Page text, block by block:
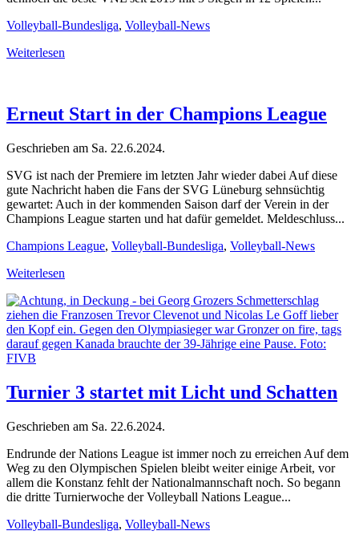
Volleyball-Bundesliga, Volleyball-News
Weiterlesen
Erneut Start in der Champions League
Geschrieben am Sa. 22.6.2024.
SVG ist nach der Premiere im letzten Jahr wieder dabei Auf diese
gute Nachricht haben die Fans der SVG Lüneburg sehnsüchtig
gewartet: Auch in der kommenden Saison darf der Verein in der
Champions League starten und hat dafür gemeldet. Meldeschluss...
Champions League, Volleyball-Bundesliga, Volleyball-News
Weiterlesen
Turnier 3 startet mit Licht und Schatten
Geschrieben am Sa. 22.6.2024.
Endrunde der Nations League ist immer noch zu erreichen Auf dem
Weg zu den Olympischen Spielen bleibt weiter einige Arbeit, vor
allem die Konstanz fehlt der Nationalmannschaft noch. So begann
die dritte Turnierwoche der Volleyball Nations League...
Volleyball-Bundesliga, Volleyball-News